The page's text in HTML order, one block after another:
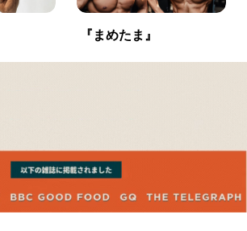
『まめたま』